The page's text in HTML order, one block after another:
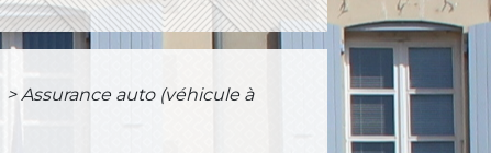
> Assurance auto (véhicule à